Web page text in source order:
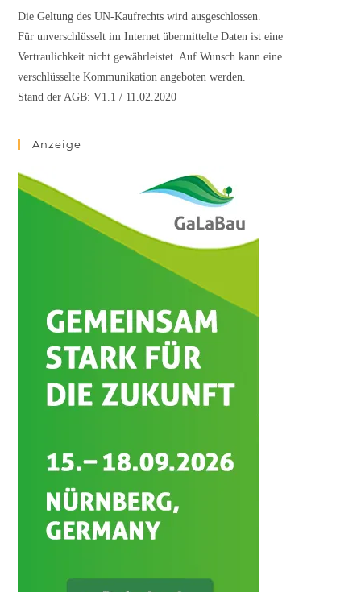
Die Geltung des UN-Kaufrechts wird ausgeschlossen.
Für unverschlüsselt im Internet übermittelte Daten ist eine
Vertraulichkeit nicht gewährleistet. Auf Wunsch kann eine
verschlüsselte Kommunikation angeboten werden.
Stand der AGB: V1.1 / 11.02.2020
Anzeige